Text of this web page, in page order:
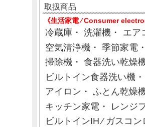
取扱商品
《生活家電 ⁄ Consumer
冷蔵庫 洗濯機
エア
空気清浄機
季節家電
掃除機
食器洗い乾燥
ビルトイン食器洗い機
アイロン
ふとん乾燥
キッチン家電
レンジ
ビルトインIH ⁄ ガスコン